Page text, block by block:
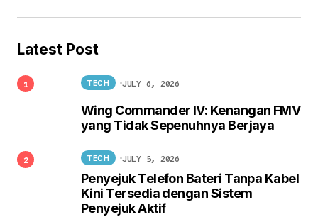
Latest Post
Wing Commander IV: Kenangan FMV
yang Tidak Sepenuhnya Berjaya
TECH JULY 6, 2026
Penyejuk Telefon Bateri Tanpa Kabel
Kini Tersedia dengan Sistem
Penyejuk Aktif
TECH JULY 5, 2026